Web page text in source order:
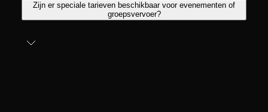
Zijn er speciale tarieven beschikbaar voor evenementen of
groepsvervoer?